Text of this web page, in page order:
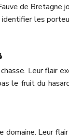
de Bretagne
les
Leur flair
le fruit du
domaine. Leur